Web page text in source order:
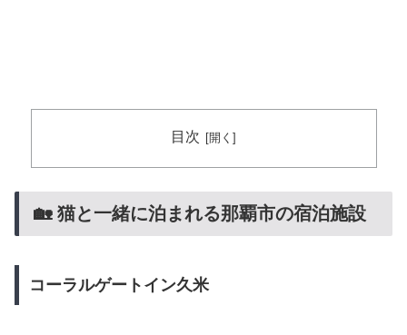
目次
🏡 猫と一緒に泊まれる那覇市の宿泊施設
コーラルゲートイン久米